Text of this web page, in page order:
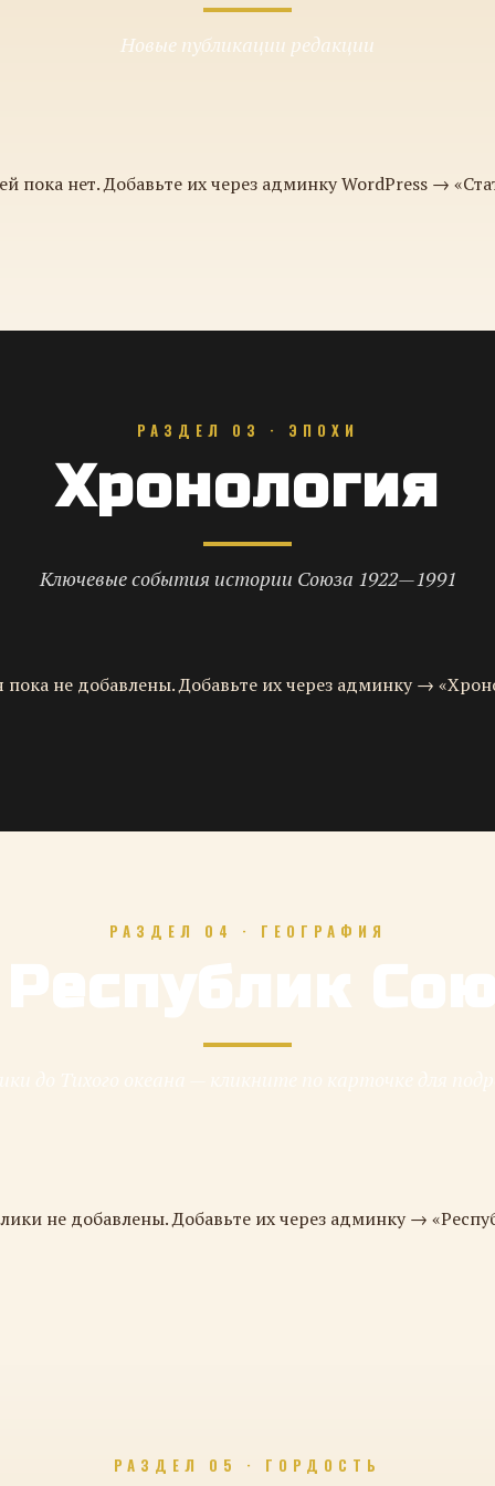
Новые публикации редакции
пока нет. Добавьте их через админку WordPress →
РАЗДЕЛ 03 · ЭПОХИ
Хронология
Ключевые события истории Союза 1922—1991
пока не добавлены. Добавьте их через админку →
РАЗДЕЛ 04 · ГЕОГРАФИЯ
Республик
не добавлены. Добавьте их через админку →
РАЗДЕЛ 05 · ГОРДОСТЬ